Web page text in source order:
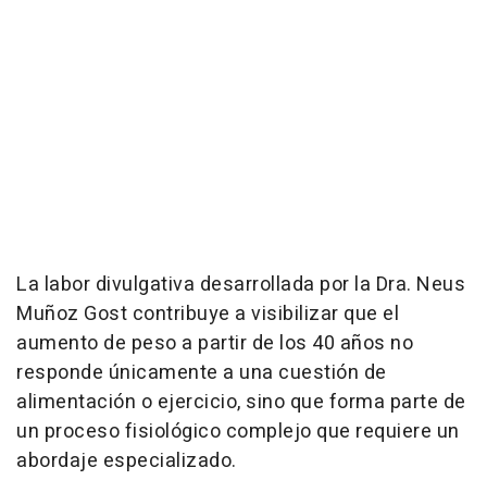
La labor divulgativa desarrollada por la Dra. Neus
Muñoz Gost contribuye a visibilizar que el
aumento de peso a partir de los 40 años no
responde únicamente a una cuestión de
alimentación o ejercicio, sino que forma parte de
un proceso fisiológico complejo que requiere un
abordaje especializado.